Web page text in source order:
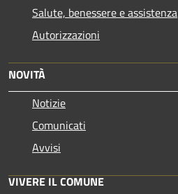
Salute, benessere e assistenza
Autorizzazioni
NOVITÀ
Notizie
Comunicati
Avvisi
VIVERE IL COMUNE